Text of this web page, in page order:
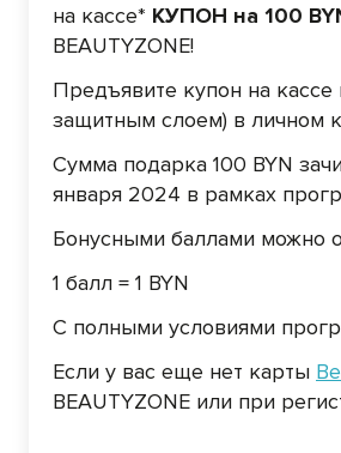
на кассе* КУПОН на 100
BEAUTYZONE!
Предъявите купон на
защитным слоем) в личном
Сумма подарка 100 BYN
января 2024 в рамках
Бонусными баллами можно
1 балл = 1 BYN
С полными условиями
Если у вас еще нет карты
BEAUTYZONE или при